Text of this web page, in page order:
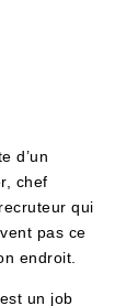
d’un
chef
qui
pas ce
endroit.
un job